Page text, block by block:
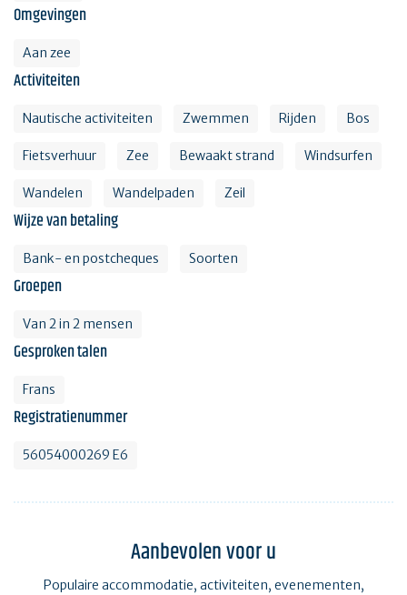
Omgevingen
Aan zee
Activiteiten
Nautische activiteiten Zwemmen Rijden Bos
Fietsverhuur Zee Bewaakt strand Windsurfen
Wandelen Wandelpaden Zeil
Wijze van betaling
Bank- en postcheques Soorten
Groepen
Van 2 in 2 mensen
Gesproken talen
Frans
Registratienummer
56054000269 E6
Aanbevolen voor u
Populaire accommodatie, activiteiten, evenementen,